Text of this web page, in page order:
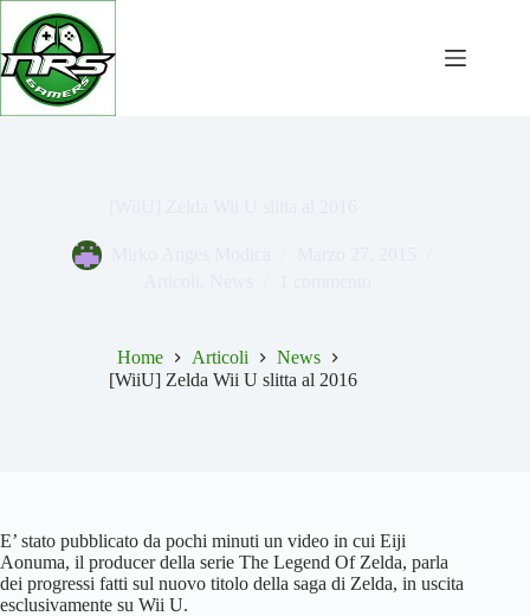
Salta
contenuto
Home Articoli
News
[WiiU] Zelda Wii U slitta al 2016
E’ stato pubblicato da pochi minuti un video in cui Eiji
Aonuma, il producer della serie The Legend Of Zelda, parla
dei progressi fatti sul nuovo titolo della saga di Zelda, in uscita
esclusivamente su Wii U.